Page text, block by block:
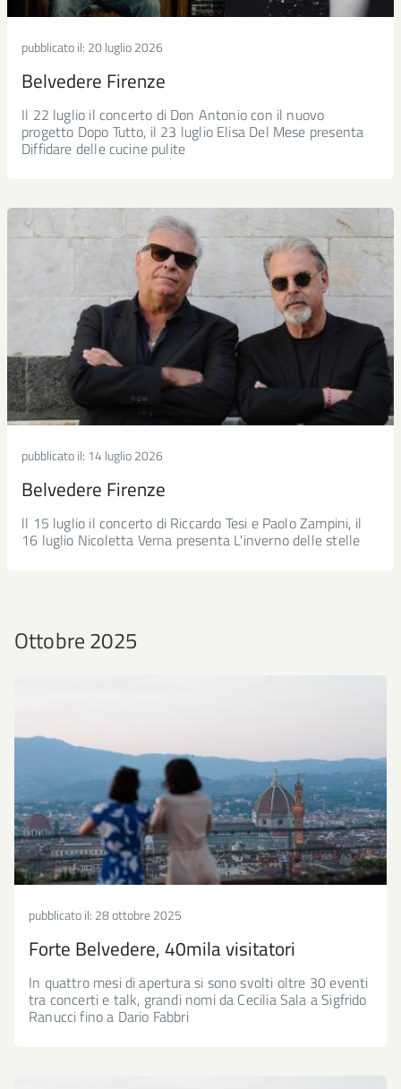
pubblicato il: 20 luglio 2026
Belvedere Firenze
Il 22 luglio il concerto di Don Antonio con il nuovo
progetto Dopo Tutto, il 23 luglio Elisa Del Mese presenta
Diffidare delle cucine pulite
pubblicato il: 14 luglio 2026
Belvedere Firenze
ll 15 luglio il concerto di Riccardo Tesi e Paolo Zampini, il
16 luglio Nicoletta Verna presenta L'inverno delle stelle
Ottobre 2025
pubblicato il: 28 ottobre 2025
Forte Belvedere, 40mila visitatori
In quattro mesi di apertura si sono svolti oltre 30 eventi
tra concerti e talk, grandi nomi da Cecilia Sala a Sigfrido
Ranucci fino a Dario Fabbri